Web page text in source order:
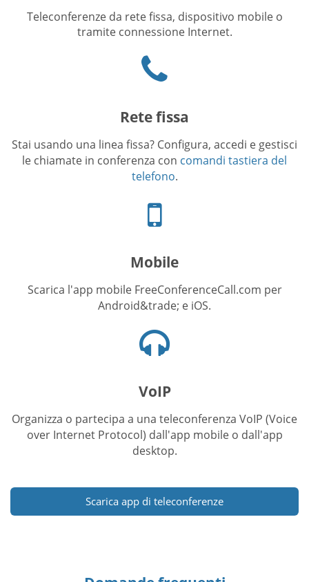
Teleconferenze da rete fissa, dispositivo mobile o
tramite connessione Internet.
icon
Rete fissa
Stai usando una linea fissa? Configura, accedi e gestisci
le chiamate in conferenza con comandi tastiera del
telefono.
Icona
telefono
Mobile
Scarica l'app mobile FreeConferenceCall.com per
Android&trade; e iOS.
cuffie
VoIP
Organizza o partecipa a una teleconferenza VoIP (Voice
over Internet Protocol) dall'app mobile o dall'app
desktop.
Scarica app di teleconferenze